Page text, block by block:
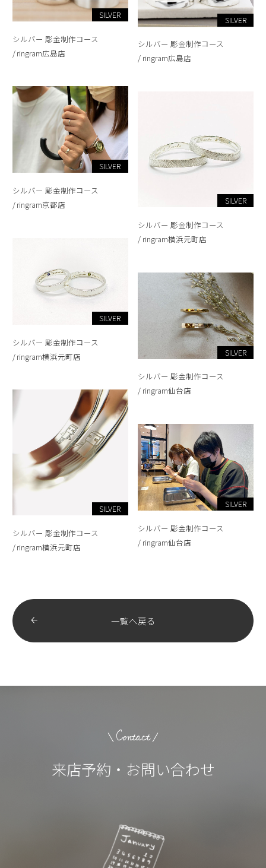
SILVER
シルバー 彫金制作コース
ringram広島店
SILVER
シルバー 彫金制作コース
ringram広島店
SILVER
シルバー 彫金制作コース
ringram京都店
SILVER
シルバー 彫金制作コース
ringram横浜元町店
SILVER
シルバー 彫金制作コース
ringram横浜元町店
SILVER
シルバー 彫金制作コース
ringram仙台店
SILVER
シルバー 彫金制作コース
ringram横浜元町店
SILVER
シルバー 彫金制作コース
ringram仙台店
一覧へ戻る
Contact
来店予約・お問い合わせ